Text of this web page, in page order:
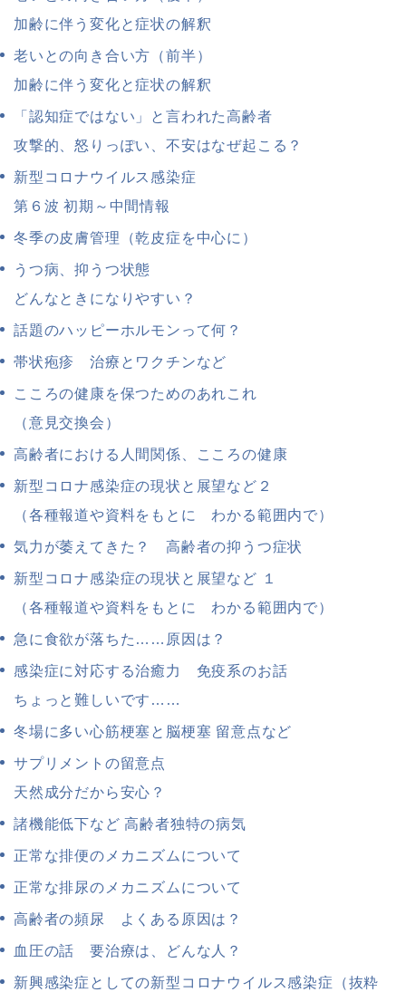
加齢に伴う変化と症状の解釈
老いとの向き合い方（前半）
加齢に伴う変化と症状の解釈
「認知症ではない」と言われた高齢者
攻撃的、怒りっぽい、不安はなぜ起こる？
新型コロナウイルス感染症
第６波 初期～中間情報
冬季の皮膚管理（乾皮症を中心に）
うつ病、抑うつ状態
どんなときになりやすい？
話題のハッピーホルモンって何？
帯状疱疹 治療とワクチンなど
こころの健康を保つためのあれこれ
（意見交換会）
高齢者における人間関係、こころの健康
新型コロナ感染症の現状と展望など２
（各種報道や資料をもとに わかる範囲内で）
気力が萎えてきた？ 高齢者の抑うつ症状
新型コロナ感染症の現状と展望など １
（各種報道や資料をもとに わかる範囲内で）
急に食欲が落ちた……原因は？
感染症に対応する治癒力 免疫系のお話
ちょっと難しいです……
冬場に多い心筋梗塞と脳梗塞 留意点など
サプリメントの留意点
天然成分だから安心？
諸機能低下など 高齢者独特の病気
正常な排便のメカニズムについて
正常な排尿のメカニズムについて
高齢者の頻尿 よくある原因は？
血圧の話 要治療は、どんな人？
新興感染症としての新型コロナウイルス感染症（抜粋